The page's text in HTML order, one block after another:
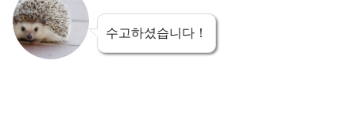
수고하셨습니다！